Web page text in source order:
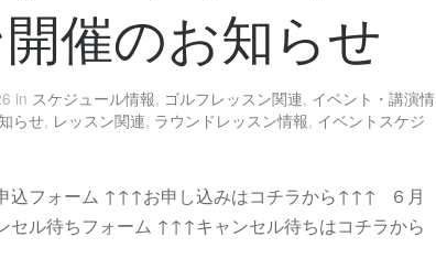
催のお知らせ
in スケジュール情報, ゴルフレッスン関連, イベント・講演情
らせ, レッスン関連, ラウンドレッスン情報, イベントスケジ
込フォーム ↑↑↑お申し込みはコチラから↑↑↑ ６月
セル待ちフォーム ↑↑↑キャンセル待ちはコチラから